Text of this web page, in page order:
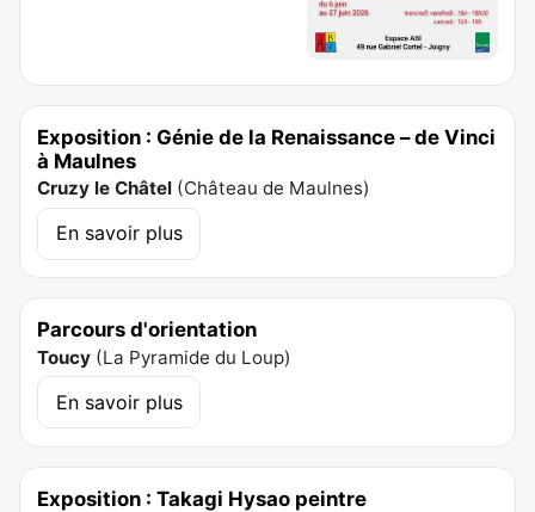
Exposition : Génie de la Renaissance – de Vinci
à Maulnes
Cruzy le Châtel (Château de Maulnes)
En savoir plus
Parcours d'orientation
Toucy (La Pyramide du Loup)
En savoir plus
Exposition : Takagi Hysao peintre